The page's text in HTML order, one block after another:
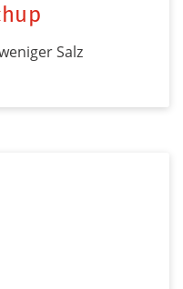
Salz